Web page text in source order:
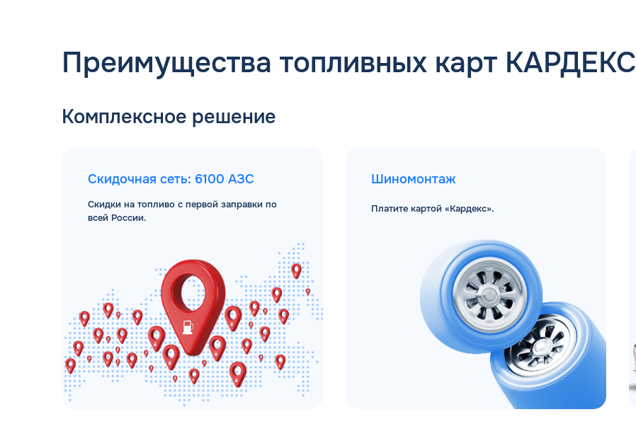
Преимущества топливных карт КАРДЕКС
Комплексное решение
Скидочная сеть: 6100 АЗС
Скидки на топливо с первой заправки по
всей России.
Шиномонтаж
Платите картой «Кардекс».